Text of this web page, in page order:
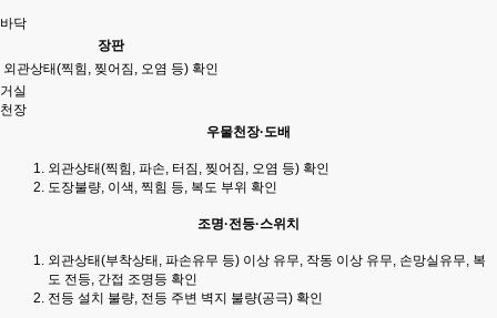
바닥
장판
외관상태(찍힘, 찢어짐, 오염 등) 확인
거실
천장
우물천장·도배
외관상태(찍힘, 파손, 터짐, 찢어짐, 오염 등) 확인
도장불량, 이색, 찍힘 등, 복도 부위 확인
조명·전등·스위치
외관상태(부착상태, 파손유무 등) 이상 유무, 작동 이상 유무, 손망실유무, 복
도 전등, 간접 조명등 확인
전등 설치 불량, 전등 주변 벽지 불량(공극) 확인